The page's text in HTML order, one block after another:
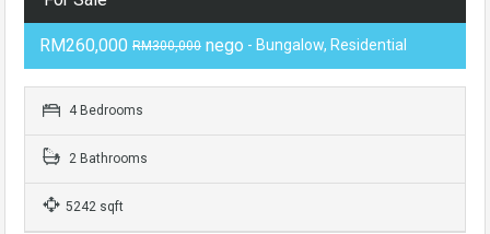
RM260,000 RM300,000 nego - Bungalow, Residential
4 Bedrooms
2 Bathrooms
5242 sqft